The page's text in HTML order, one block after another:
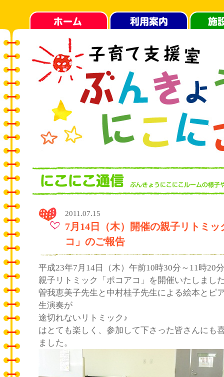
2011.07.15
7月14日（木）開催の親子リトミッ
コ」のご報告
平成23年7月14日（木）午前10時30分～11時20分
親子リトミック「ポコアコ」を開催いたしまし
曽我恵美子先生と中村桂子先生による絵本とピ
生演奏が
途切れないリトミック♪
はとても楽しく、参加して下さった皆さんにも
ました。